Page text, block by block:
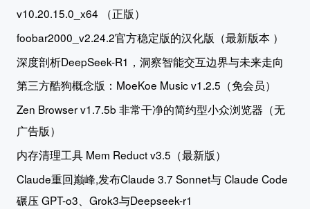
v10.20.15.0_x64 （正版）
foobar2000_v2.24.2官方稳定版的汉化版（最新版本 ）
深度剖析DeepSeek-R1，洞察智能交互边界与未来走向
第三方酷狗概念版：MoeKoe Music v1.2.5（免会员）
Zen Browser v1.7.5b 非常干净的简约型小众浏览器（无
广告版）
内存清理工具 Mem Reduct v3.5（最新版）
Claude重回巅峰,发布Claude 3.7 Sonnet与 Claude Code
碾压 GPT-o3、Grok3与Deepseek-r1